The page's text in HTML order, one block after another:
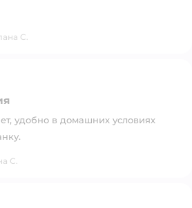
С.
удобно в домашних условиях
С.